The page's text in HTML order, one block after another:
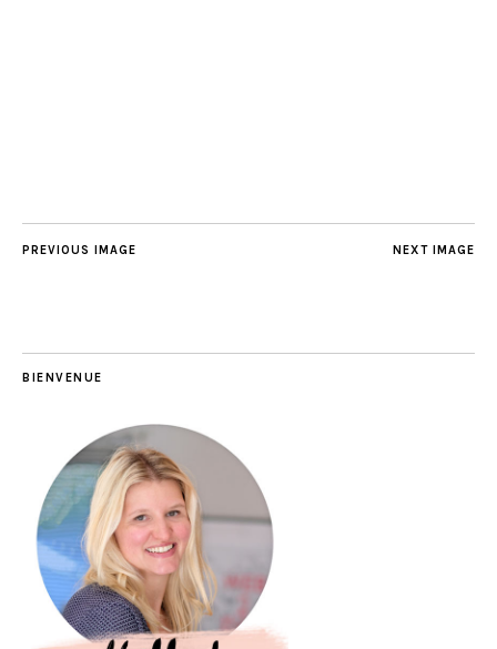
NEXT IMAGE
PREVIOUS IMAGE
BIENVENUE